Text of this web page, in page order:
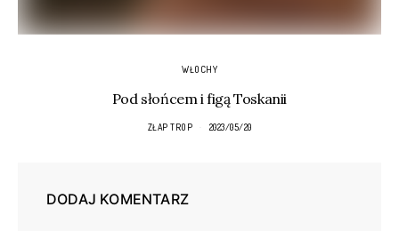
WŁOCHY
Pod słońcem i figą Toskanii
ZŁAP TROP 2023/05/20
DODAJ KOMENTARZ